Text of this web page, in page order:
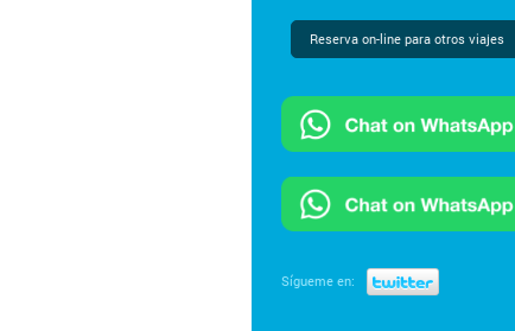
Reserva on-line para otros viajes
Sígueme en: